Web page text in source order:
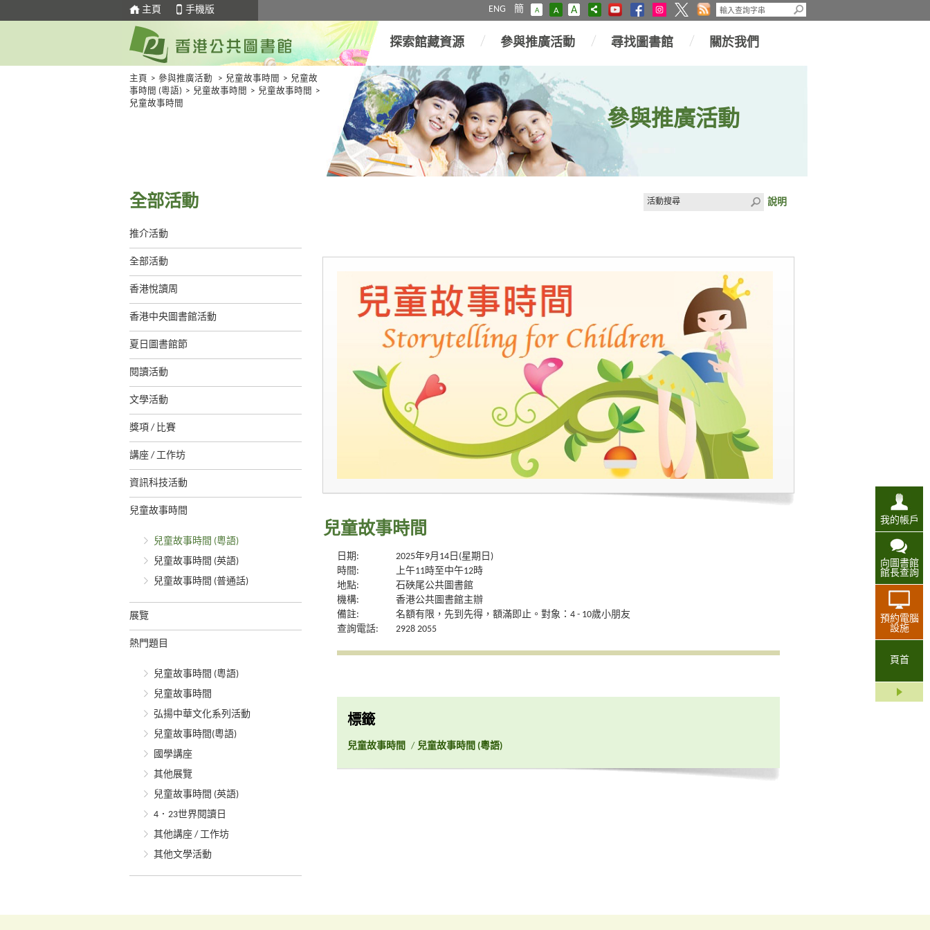
主頁 手機版 ENG 簡 A A A
我的帳戶
向圖書館
館長查詢
預約電腦
設施
頁首
探索館藏資源 參與推廣活動 尋找圖書館 關於我們
主頁 > 參與推廣活動 > 兒童故事時間 > 兒童故
事時間 (粵語) > 兒童故事時間 > 兒童故事時間
>
兒童故事時間
參與推廣活動
全部活動
推介活動
全部活動
香港悅讀周
香港中央圖書館活動
夏日圖書館節
閱讀活動
文學活動
獎項 / 比賽
講座 / 工作坊
資訊科技活動
兒童故事時間
兒童故事時間 (粵語)
兒童故事時間 (英語)
兒童故事時間 (普通話)
展覽
熱門題目
兒童故事時間 (粵語)
兒童故事時間
弘揚中華文化系列活動
兒童故事時間(粵語)
國學講座
其他展覽
兒童故事時間 (英語)
4．23世界閱讀日
其他講座 / 工作坊
其他文學活動
說明
兒童故事時間
日期:
2025年9月14日(星期日)
時間:
上午11時至中午12時
地點:
石硤尾公共圖書館
機構:
香港公共圖書館主辦
備註:
名額有限，先到先得，額滿即止。對象：4 - 10歲小朋友
查詢電話:
2928 2055
標籤
兒童故事時間 / 兒童故事時間 (粵語)